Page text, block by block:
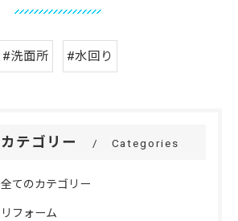
#洗面所 #水回り
カテゴリー Categories
全てのカテゴリー
リフォーム